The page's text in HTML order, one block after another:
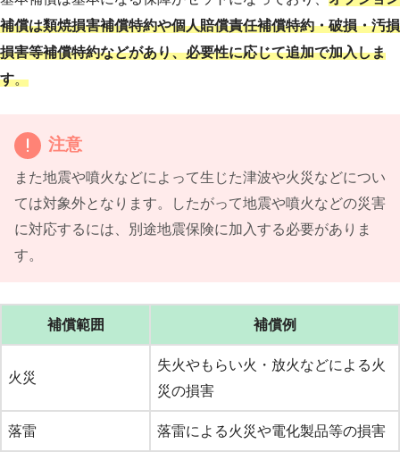
補償は類焼損害補償特約や個人賠償責任補償特約・破損・汚損
損害等補償特約などがあり、必要性に応じて追加で加入しま
す。
注意
また地震や噴火などによって生じた津波や火災などについ
ては対象外となります。したがって地震や噴火などの災害
に対応するには、別途地震保険に加入する必要がありま
す。
補償範囲 補償例
火災
失火やもらい火・放火などによる火
災の損害
落雷 落雷による火災や電化製品等の損害